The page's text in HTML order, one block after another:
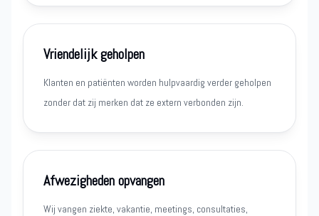
Vriendelijk geholpen
Klanten en patiënten worden hulpvaardig verder geholpen
zonder dat zij merken dat ze extern verbonden zijn.
Afwezigheden opvangen
Wij vangen ziekte, vakantie, meetings, consultaties,